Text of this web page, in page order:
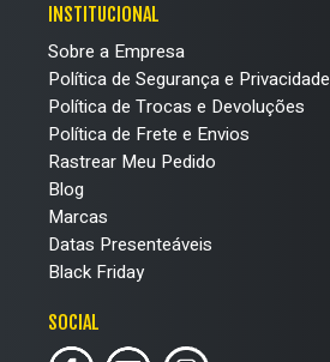
INSTITUCIONAL
Sobre a Empresa
Política de Segurança e Privacidade
Política de Trocas e Devoluções
Política de Frete e Envios
Rastrear Meu Pedido
Blog
Marcas
Datas Presenteáveis
Black Friday
SOCIAL